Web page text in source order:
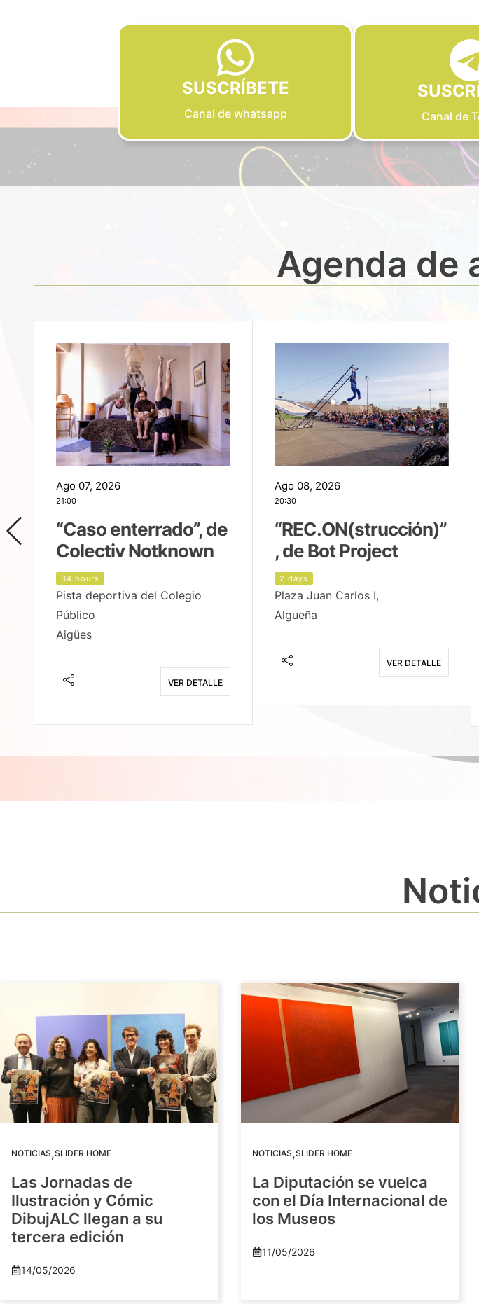
SUSCRÍBETE
Canal de whatsapp Canal de
Agenda de
Ago 07, 2026
21:00
“Caso enterrado”, de
Colectiv Notknown
34 hours
Pista deportiva del Colegio
Público
Aigües
VER DETALLE
Ago 08, 2026
20:30
“REC.ON(strucción)”
, de Bot Project
2 days
Plaza Juan Carlos I,
Algueña
VER DETALLE
NOTICIAS,SLIDER HOME
Las Jornadas de
Ilustración y Cómic
DibujALC llegan a su
tercera edición
14/05/2026
NOTICIAS,SLIDER HOME
La Diputación se vuelca
con el Día Internacional de
los Museos
11/05/2026